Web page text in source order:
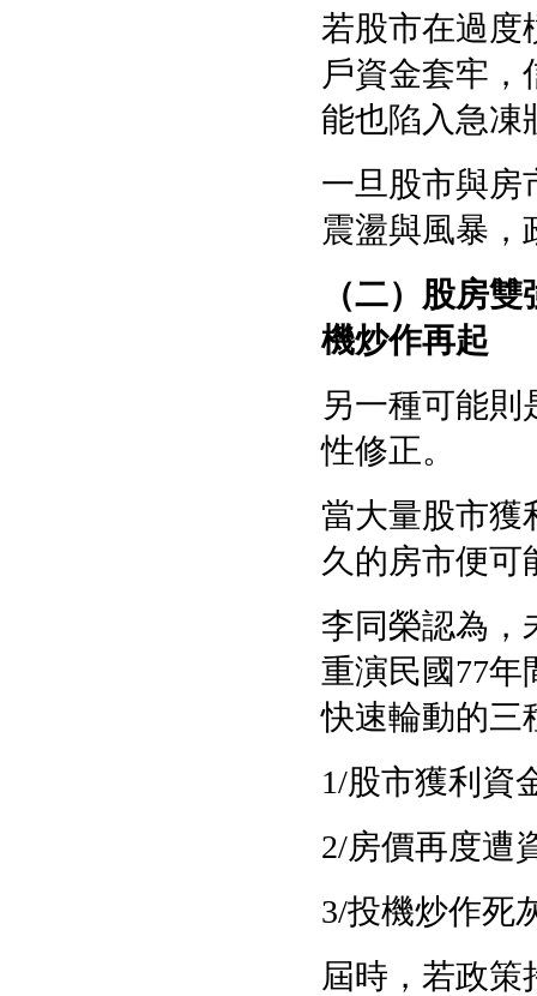
若股市在過度
戶資金套牢
能也陷入急凍
一旦股市與房
震盪與風暴，
（二）股房雙
機炒作再起
另一種可能
性修正。
當大量股市獲
久的房市便可
李同榮認為，
重演民國77年
快速輪動的三
1/股市獲利資
2/房價再度遭
3/投機炒作死
屆時，若政策